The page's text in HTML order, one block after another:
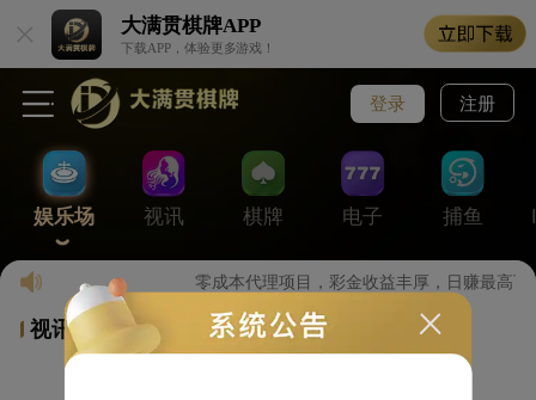
大满贯棋牌APP
下载APP，体验更多游戏！
登录 注册
娱乐场 视讯 棋牌 电子 捕鱼
零成本代理项目，彩金收益丰厚，日赚最高
视讯游戏